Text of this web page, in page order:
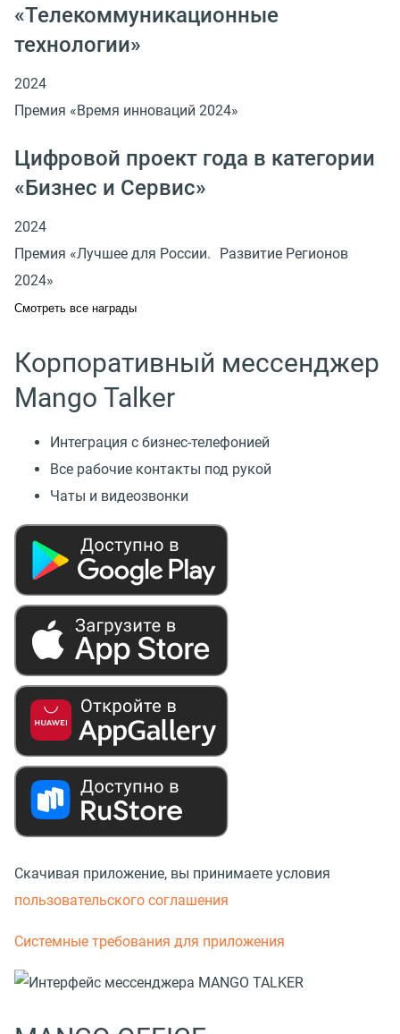
«Телекоммуникационные
технологии»
2024
Премия «Время инноваций 2024»
Цифровой проект года в категории
«Бизнес и Сервис»
2024
Премия «Лучшее для России. Развитие Регионов
2024»
Смотреть все награды
Корпоративный мессенджер
Mango Talker
Интеграция с бизнес-телефонией
Все рабочие контакты под рукой
Чаты и видеозвонки
Скачивая приложение, вы принимаете условия
пользовательского соглашения
Системные требования для приложения